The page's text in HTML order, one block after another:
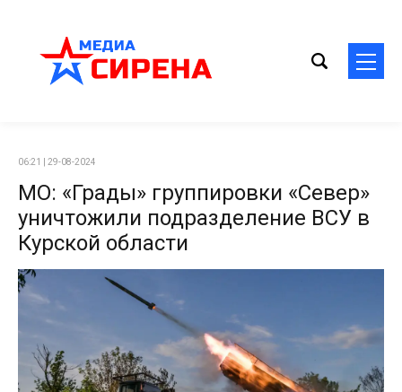
06:21 | 29-08-2024
МО: «Грады» группировки «Север»
уничтожили подразделение ВСУ в
Курской области